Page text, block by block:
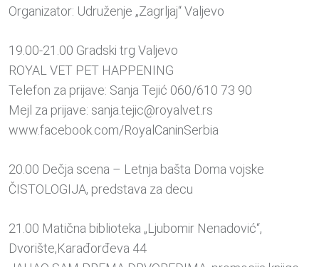
Organizator: Udruženje „Zagrljaj“ Valjevo
19.00-21.00 Gradski trg Valjevo
ROYAL VET PET HAPPENING
Telefon za prijave: Sanja Tejić 060/610 73 90
Mejl za prijave: sanja.tejic@royalvet.rs
www.facebook.com/RoyalCaninSerbia
20.00 Dečja scena – Letnja bašta Doma vojske
ČISTOLOGIJA, predstava za decu
21.00 Matična biblioteka „Ljubomir Nenadović“,
Dvorište,Karađorđeva 44